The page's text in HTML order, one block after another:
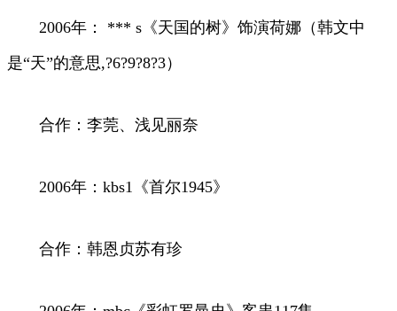
2006年： *** s《天国的树》饰演荷娜（韩文中
是“天”的意思,?6?9?8?3）
合作：李莞、浅见丽奈
2006年：kbs1《首尔1945》
合作：韩恩贞苏有珍